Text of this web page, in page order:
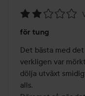
2
av
5
för tung
Det bästa med
verkligen var
dölja utväxt
alls.